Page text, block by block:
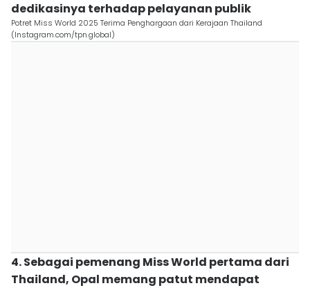
dedikasinya terhadap pelayanan publik
Potret Miss World 2025 Terima Penghargaan dari Kerajaan Thailand
(Instagram.com/tpn.global)
4. Sebagai pemenang Miss World pertama dari
Thailand, Opal memang patut mendapat